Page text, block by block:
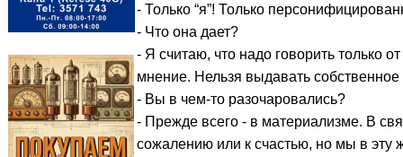
- Только “я”! Только
- Что она дает?
- Я считаю, что надо говорить только
мнение. Нельзя выдавать
- Вы в чем-то разочаровались?
- Прежде всего - в материализме. В
сожалению или к счастью, но мы в